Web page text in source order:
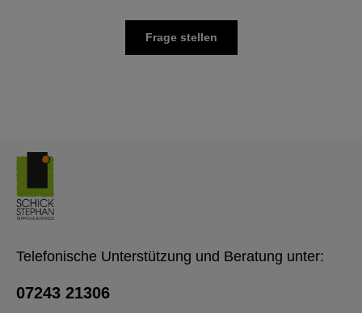
Frage stellen
Telefonische Unterstützung und Beratung unter:
07243 21306